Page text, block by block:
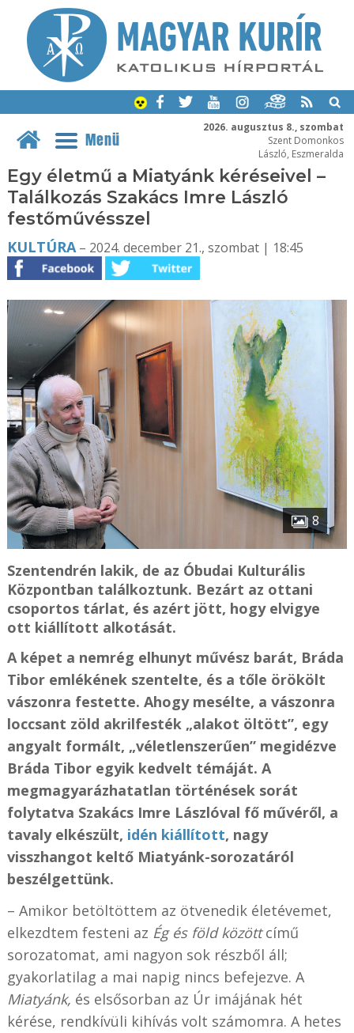
2026. augusztus 8., szombat
Szent Domonkos
László, Eszmeralda
Menü
Egy életmű a Miatyánk kéréseivel –
Találkozás Szakács Imre László
festőművésszel
KULTÚRA– 2024. december 21., szombat | 18:45
8
Szentendrén lakik, de az Óbudai Kulturális
Központban találkoztunk. Bezárt az ottani
csoportos tárlat, és azért jött, hogy elvigye
ott kiállított alkotását.
A képet a nemrég elhunyt művész barát, Bráda
Tibor emlékének szentelte, és a tőle örökölt
vászonra festette. Ahogy mesélte, a vászonra
loccsant zöld akrilfesték „alakot öltött”, egy
angyalt formált, „véletlenszerűen” megidézve
Bráda Tibor egyik kedvelt témáját. A
megmagyarázhatatlan történések sorát
folytatva Szakács Imre Lászlóval fő művéről, a
tavaly elkészült, idén kiállított, nagy
visszhangot keltő Miatyánk-sorozatáról
beszélgettünk.
– Amikor betöltöttem az ötvenedik életévemet,
elkezdtem festeni az Ég és föld közöttcímű
sorozatomat, ami nagyon sok részből áll;
gyakorlatilag a mai napig nincs befejezve. A
Miatyánk, és elsősorban az Úr imájának hét
kérése, rendkívüli kihívás volt számomra. A hetes